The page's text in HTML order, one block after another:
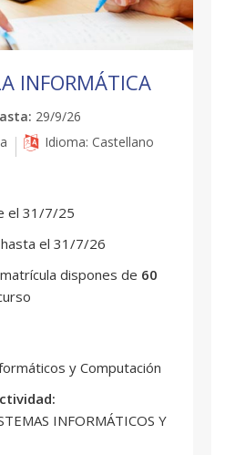
INFORMÁTICA
29/9/26
Idioma: Castellano
desde el 31/7/25
el 31/7/26
dispones de 60
y Computación
INFORMÁTICOS Y